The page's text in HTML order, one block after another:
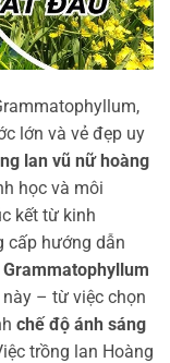
lớn và vẻ đẹp uy
lan vũ nữ hoàng
học và môi
kết từ kinh
cấp hướng dẫn
Grammatophyllum
– từ việc chọn
chế độ ánh sáng
trồng lan Hoàng